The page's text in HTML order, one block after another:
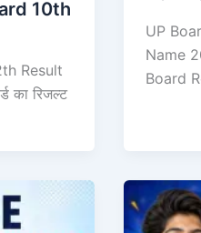
10th
Result
का रिजल्ट
UP
Name
Board